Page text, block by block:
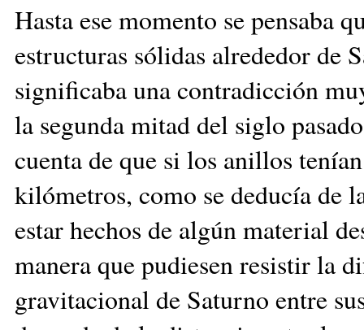
Hasta ese momento se pensaba
estructuras sólidas alrededor de
significaba una contradicción
la segunda mitad del siglo
cuenta de que si los anillos
kilómetros, como se deducía de
estar hechos de algún material
manera que pudiesen resistir la
gravitacional de Saturno entre